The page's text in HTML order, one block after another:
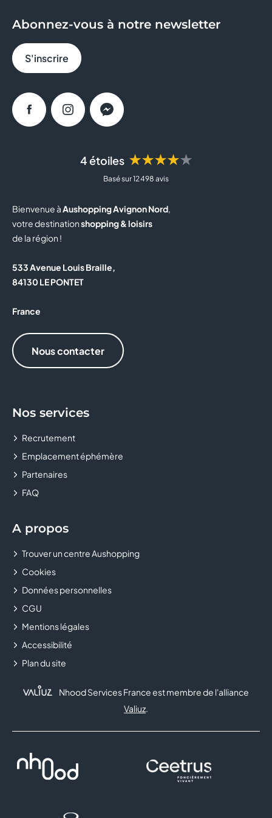
4 étoiles ★★★★★
Basé sur 12 498 avis
Bienvenue àAushopping Avignon Nord,
votre destinationshopping & loisirs
de la région !
533 Avenue Louis Braille,
84130 LE PONTET
France
Nous contacter
Nos services
Recrutement
Emplacement éphémère
Partenaires
FAQ
A propos
Trouver un centre Aushopping
Cookies
Données personnelles
CGU
Mentions légales
Accessibilité
Plan du site
Abonnez-vous à notre newsletter
S'inscrire
FacebookInstagramMessenger
Nhood Services France est membre de l'alliance
Valiuz.